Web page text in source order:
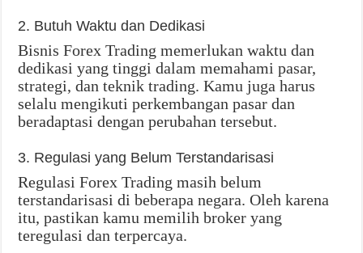
2. Butuh Waktu dan Dedikasi
Bisnis Forex Trading memerlukan waktu dan
dedikasi yang tinggi dalam memahami pasar,
strategi, dan teknik trading. Kamu juga harus
selalu mengikuti perkembangan pasar dan
beradaptasi dengan perubahan tersebut.
3. Regulasi yang Belum Terstandarisasi
Regulasi Forex Trading masih belum
terstandarisasi di beberapa negara. Oleh karena
itu, pastikan kamu memilih broker yang
teregulasi dan terpercaya.